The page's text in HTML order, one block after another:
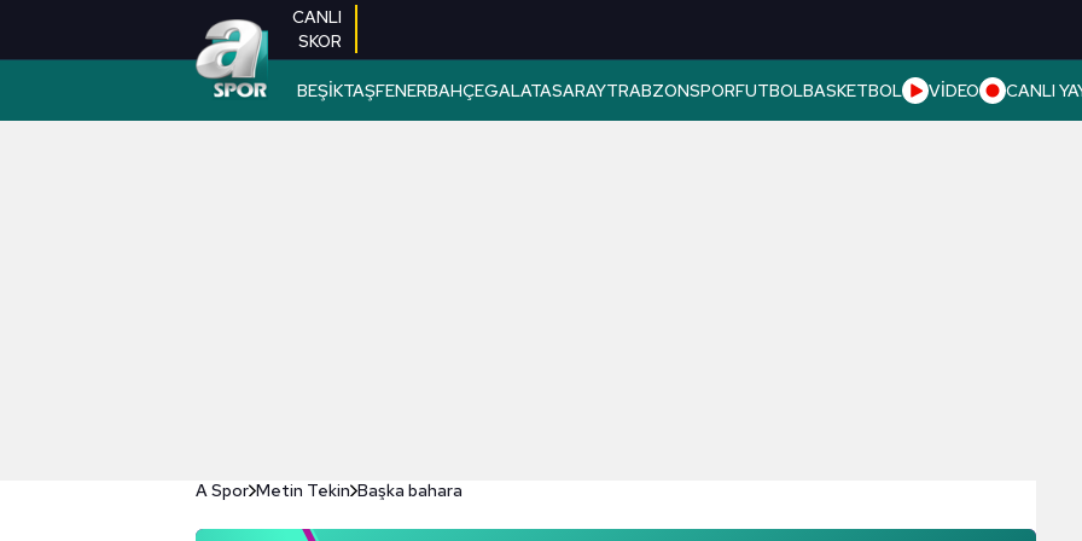
CANLI
SKOR
BEŞİKTAŞFENERBAHÇEGALATASARAYTRABZONSPORFUTBOLBASKETBOL VİDEO CANLI
A Spor Metin Tekin Başka bahara